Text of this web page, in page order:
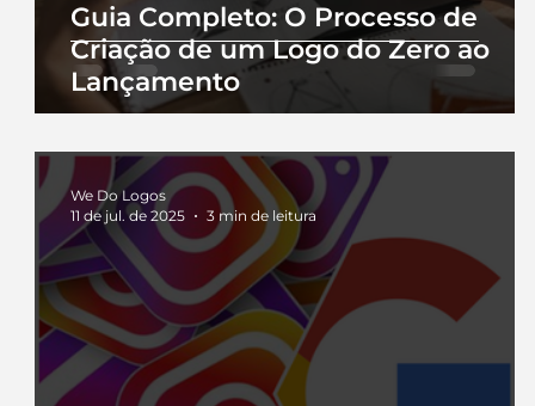
Guia Completo: O Processo de
Criação de um Logo do Zero ao
Lançamento
We Do Logos
11 de jul. de 2025
3 min de leitura